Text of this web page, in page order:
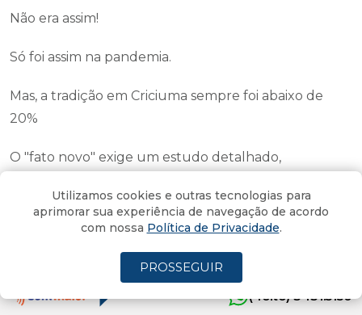
Não era assim!
Só foi assim na pandemia.
Mas, a tradição em Criciuma sempre foi abaixo de
20%
O "fato novo" exige um estudo detalhado,
soluções, ajustes..
Os políticos precisam reavaliar posturas.
(4oito) 3431.5150
Utilizamos cookies e outras tecnologias para
aprimorar sua experiência de navegação de acordo
com nossa Política de Privacidade.
PROSSEGUIR